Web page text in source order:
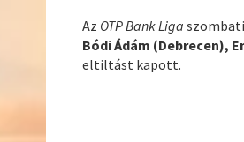
Az OTP Bank Liga
Bódi Ádám (Debrecen),
eltiltást kapott.